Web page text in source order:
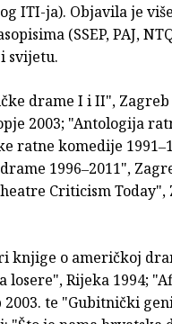
ITI-ja). Objavila je
(SSEP, PAJ,
svijetu.
drame I i II", Zagreb
2003; "Antologija
ratne komedije
1996‒2011",
Criticism Today",
knjige o američkoj
losere", Rijeka 1994;
te "Gubitnički